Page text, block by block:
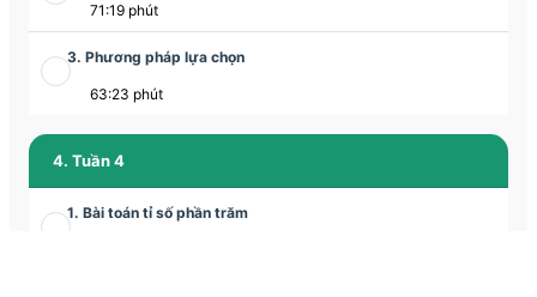
71:19 phút
3. Phương pháp lựa chọn
63:23 phút
4. Tuần 4
1. Bài toán tỉ số phần trăm